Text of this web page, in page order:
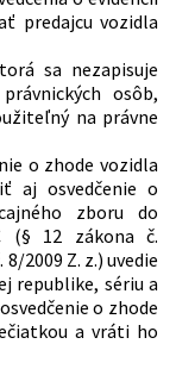
predajcu vozidla
sa nezapisuje
osôb,
na právne
o zhode vozidla
aj osvedčenie o
zboru do
(§ 12 zákona č.
8/2009 Z. z.) uvedie
republike, sériu a
o zhode
a vráti ho